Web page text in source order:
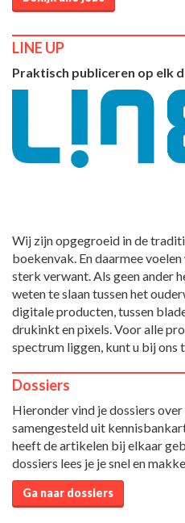
LINE UP
Praktisch publiceren op elk
Wij zijn opgegroeid in de
boekenvak. En daarmee
sterk verwant. Als geen ander
weten te slaan tussen het
digitale producten, tussen
drukinkt en pixels. Voor alle
spectrum liggen, kunt u bij ons
Dossiers
Hieronder vind je dossiers
samengesteld uit
heeft de artikelen bij elkaar
dossiers lees je je snel en
Ga naar dossiers